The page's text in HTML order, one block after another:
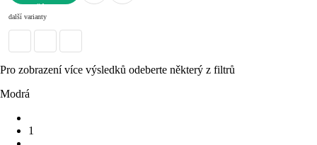
další varianty
Pro zobrazení více výsledků odeberte některý z filtrů
Modrá
1